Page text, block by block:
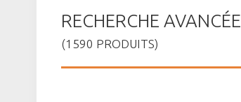
RECHERCHE AVANCÉE
(1590 PRODUITS)